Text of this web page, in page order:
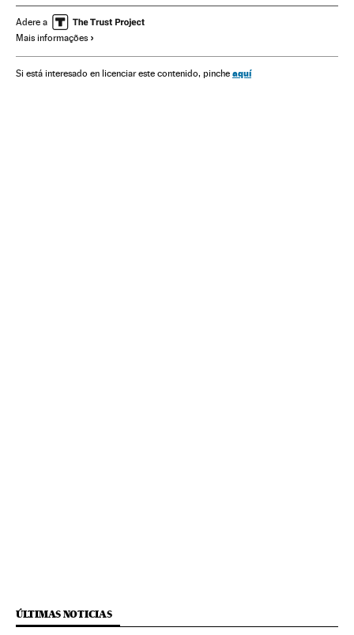
América do Sul América Latina
Julgamentos
Adere a
Mais informações
Si está interesado en licenciar este contenido, pinche aquí
ÚLTIMAS NOTICIAS